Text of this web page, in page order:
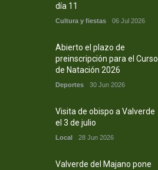
día 11
Cultura y fiestas 06 Jul 2026
Abierto el plazo de
preinscripción para el Curso
de Natación 2026
Deportes 30 Jun 2026
Visita de obispo a Valverde
el 3 de julio
Local 28 Jun 2026
Valverde del Majano pone